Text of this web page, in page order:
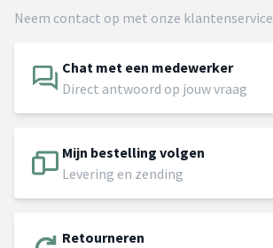
Neem contact op met onze klantenservice
Chat met een medewerker
Direct antwoord op jouw vraag
Mijn bestelling volgen
Levering en zending
Retourneren